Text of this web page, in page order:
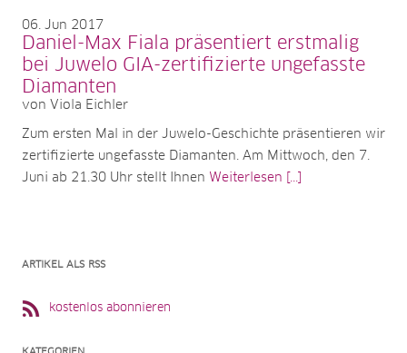
06 Jun 2017
Daniel-Max Fiala präsentiert erstmalig
bei Juwelo GIA-zertifizierte ungefasste
Diamanten
von Viola Eichler
Zum ersten Mal in der Juwelo-Geschichte präsentieren wir
zertifizierte ungefasste Diamanten. Am Mittwoch, den 7.
Juni ab 21.30 Uhr stellt Ihnen Weiterlesen [...]
ARTIKEL ALS RSS
kostenlos abonnieren